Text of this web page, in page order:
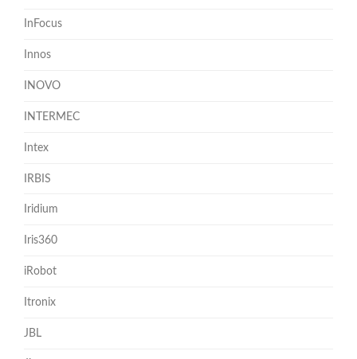
InFocus
Innos
INOVO
INTERMEC
Intex
IRBIS
Iridium
Iris360
iRobot
Itronix
JBL